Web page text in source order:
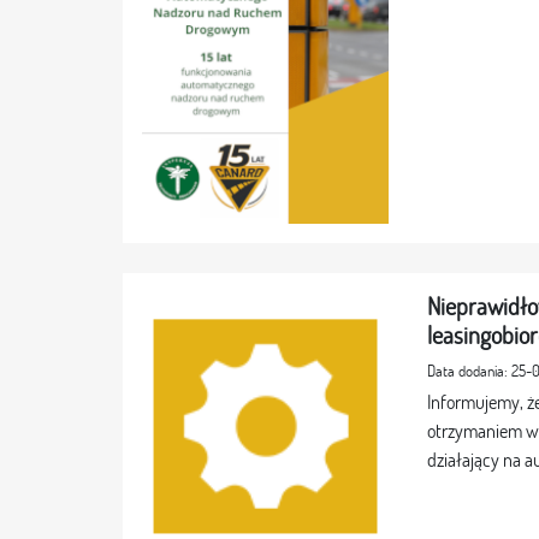
Data dodania:
Informujemy,
otrzymaniem
działający na